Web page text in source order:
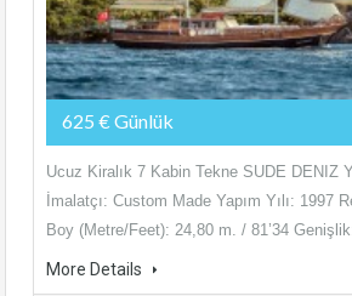
625 € Günlük
Ucuz Kiralık 7 Kabin Tekne SUDE DENIZ
İmalatçı: Custom Made Yapım Yılı: 1997
Boy (Metre/Feet): 24,80 m. / 81’34
More Details